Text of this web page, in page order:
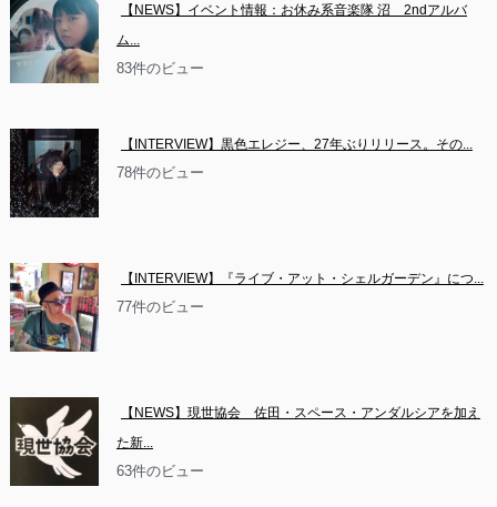
【NEWS】イベント情報：お休み系音楽隊 沼　2ndアルバ
ム...
83件のビュー
【INTERVIEW】黒色エレジー、27年ぶりリリース。その...
78件のビュー
【INTERVIEW】『ライブ・アット・シェルガーデン』につ...
77件のビュー
【NEWS】現世協会　佐田・スペース・アンダルシアを加え
た新...
63件のビュー